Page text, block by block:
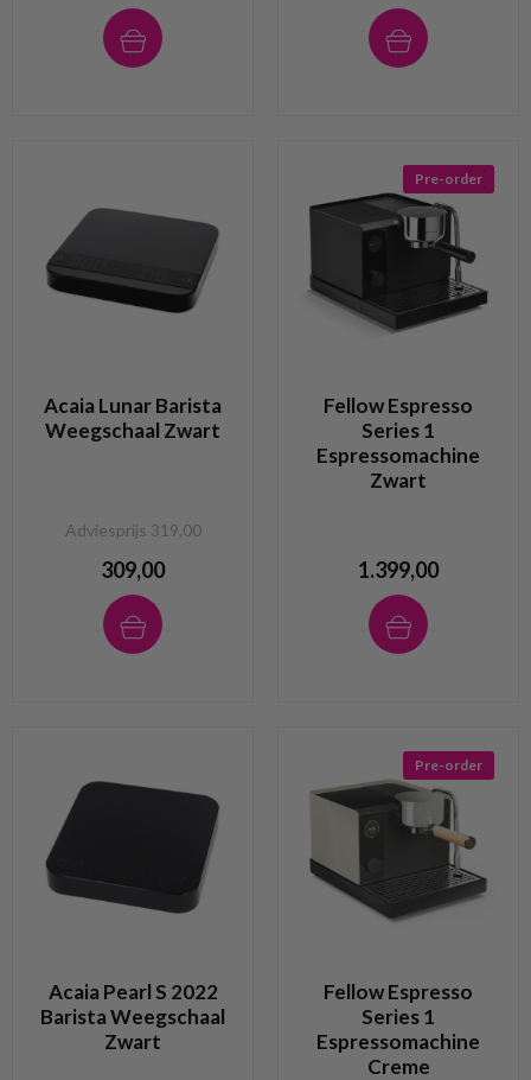
Acaia Lunar Barista
Weegschaal Zwart
Adviesprijs 319,00
309,00
Pre-order
Fellow Espresso
Series 1
Espressomachine
Zwart
1.399,00
Acaia Pearl S 2022
Barista Weegschaal
Zwart
Pre-order
Fellow Espresso
Series 1
Espressomachine
Creme